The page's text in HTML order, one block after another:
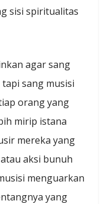
sisi spiritualitas
agar sang
sang musisi
orang yang
mirip istana
mereka yang
aksi bunuh
menguarkan
yang